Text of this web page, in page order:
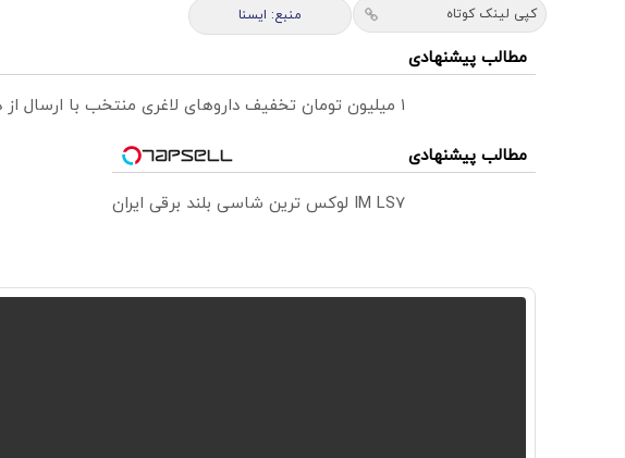
کپی لینک کوتاه منبع: ايسنا
مطالب پیشنهادی
۱ میلیون تومان تخفیف داروهای لاغری منتخب با ارسال از داروخانه نزدیکت
مطالب پیشنهادی
IM LS7 لوکس ترین شاسی بلند برقی ایران